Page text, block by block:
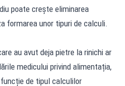
poate crește eliminarea
formarea unor tipuri de calculi.
au avut deja pietre la rinichi ar
medicului privind alimentația,
de tipul calculilor